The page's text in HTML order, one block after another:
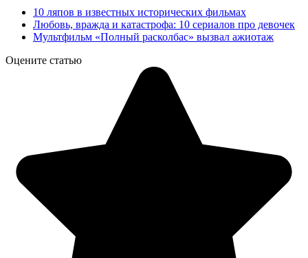
10 ляпов в известных исторических фильмах
Любовь, вражда и катастрофа: 10 сериалов про девочек
Мультфильм «Полный расколбас» вызвал ажиотаж
Оцените статью